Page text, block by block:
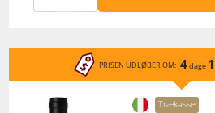
PRISEN UDLØBER OM: 4dage
Trækasse